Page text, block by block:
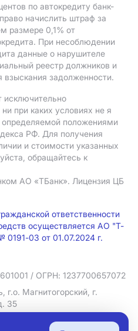
по автокредиту банк-
начислить штраф за
размере 0,1% от
При несоблюдении
данные о нарушителе
реестр должников и
взыскания задолженности.
исключительно
при каких условиях не я
определяемой положениями
РФ. Для получения
и стоимости указанных
обращайтесь к
АO «ТБанк». Лицензия ЦБ
ответственности
осуществляется АО "Т-
03 от 01.07.2024 г.
/ ОГРН: 1237700657072
г.о. Магнитогорский, г.
35
персональных данных